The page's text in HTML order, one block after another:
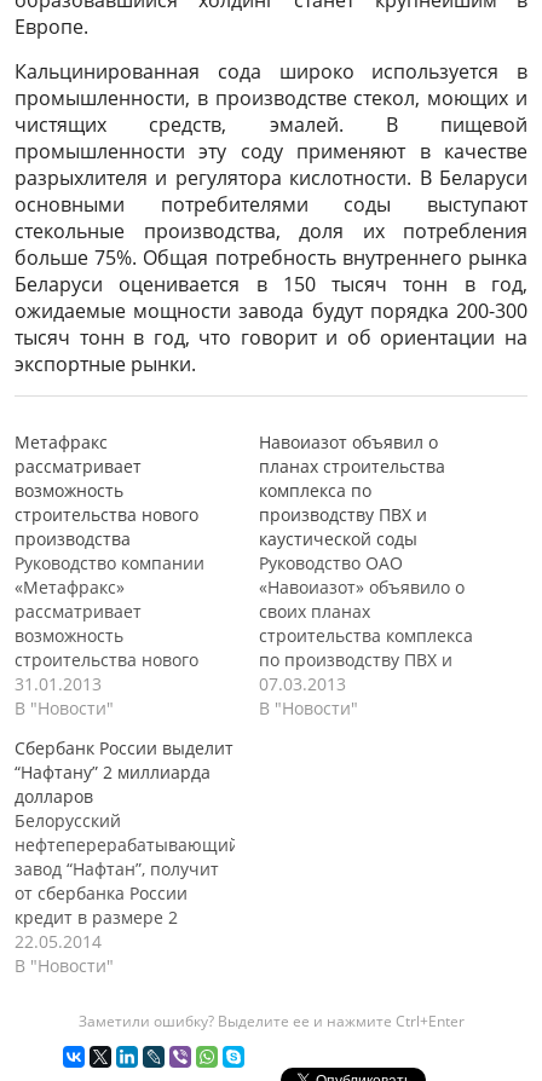
Европе.
Кальцинированная сода широко используется в
промышленности, в производстве стекол, моющих и
чистящих средств, эмалей. В пищевой
промышленности эту соду применяют в качестве
разрыхлителя и регулятора кислотности. В Беларуси
основными потребителями соды выступают
стекольные производства, доля их потребления
больше 75%. Общая потребность внутреннего рынка
Беларуси оценивается в 150 тысяч тонн в год,
ожидаемые мощности завода будут порядка 200-300
тысяч тонн в год, что говорит и об ориентации на
экспортные рынки.
Метафракс
рассматривает
возможность
строительства нового
производства
Руководство компании
«Метафракс»
рассматривает
возможность
строительства нового
производства карбамида
и аммиака. Вопрос о
проекта будет
рассмотрен на совете
директоров 5 февраля
2013 года. Уже создана
проектная группа с
целью разработки
наиболее приемлемого
варианта строительства с
учетом текущей
потребности
карбамиде.
Строительство
планируется в Губахе
31.01.2013
В "Новости"
Навоиазот объявил о
планах строительства
комплекса по
производству ПВХ и
каустической соды
Руководство ОАО
«Навоиазот» объявило о
своих планах
строительства комплекса
по производству ПВХ и
каустической соды в
городе Навои
импортировать это
эксплуатацию нового…
07.03.2013
В "Новости"
Сбербанк России выделит
“Нафтану” 2 миллиарда
долларов
Белорусский
нефтеперерабатывающий
завод “Нафтан”, получит
от сбербанка России
кредит в размере 2
миллиардов долларов,
который будет направлен
таким заявлением
выступил первый вице-
премьер Беларуси
22.05.2014
В "Новости"
Заметили ошибку? Выделите ее и нажмите Ctrl+Enter